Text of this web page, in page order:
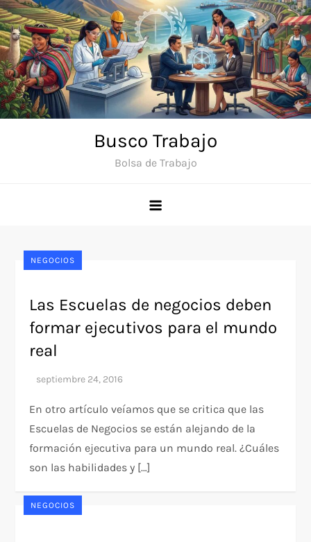
Saltar
al
contenido
Busco Trabajo
Bolsa de Trabajo
NEGOCIOS
Las Escuelas de negocios deben
formar ejecutivos para el mundo
real
En otro artículo veíamos que se critica que las
Escuelas de Negocios se están alejando de la
formación ejecutiva para un mundo real. ¿Cuáles
son las habilidades y […]
NEGOCIOS